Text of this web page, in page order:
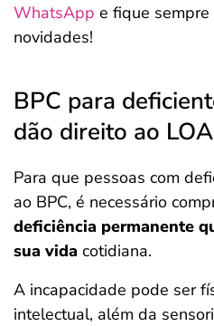
WhatsApp e fique
novidades!
BPC para
dão direito ao
Para que pessoas com
ao BPC, é necessário
deficiência permanente
sua vida cotidiana.
A incapacidade pode ser
intelectual, além da